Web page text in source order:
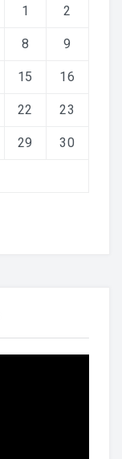
1 2
8 9
15 16
22 23
29 30